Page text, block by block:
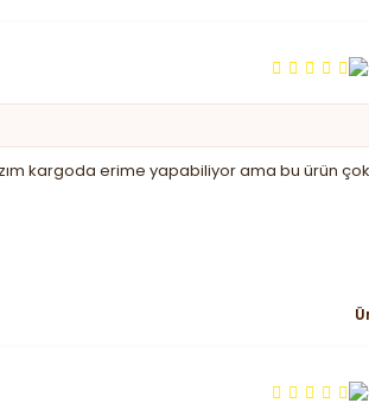
kargoda erime yapabiliyor ama bu ürün